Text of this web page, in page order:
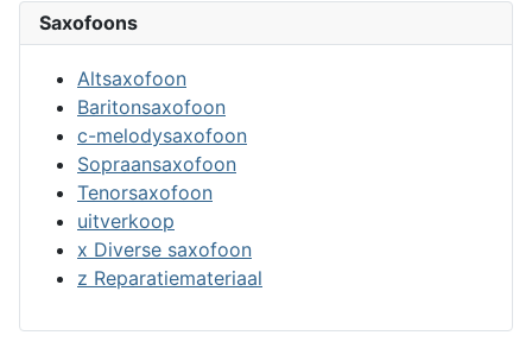
Saxofoons
Altsaxofoon
Baritonsaxofoon
c-melodysaxofoon
Sopraansaxofoon
Tenorsaxofoon
uitverkoop
x Diverse saxofoon
z Reparatiemateriaal